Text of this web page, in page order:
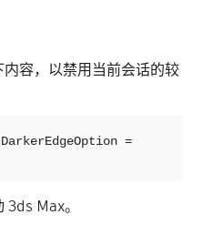
容，以禁用当前会话的较
=
Max。